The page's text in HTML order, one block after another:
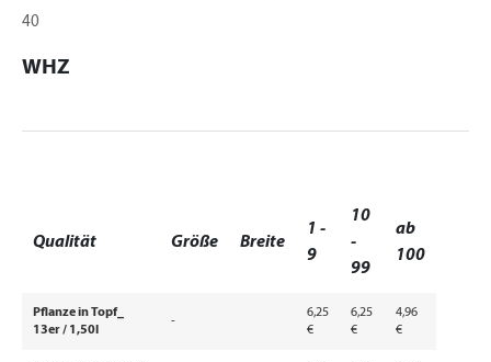
40
WHZ
Qualität Größe Breite
1 -
9
10
-
99
ab
100
Pflanze in Topf_
13er / 1,50l
-
6,25
€
6,25
€
4,96
€